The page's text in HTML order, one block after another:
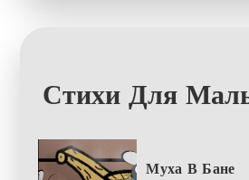
Стихи Для
Муха В Бане